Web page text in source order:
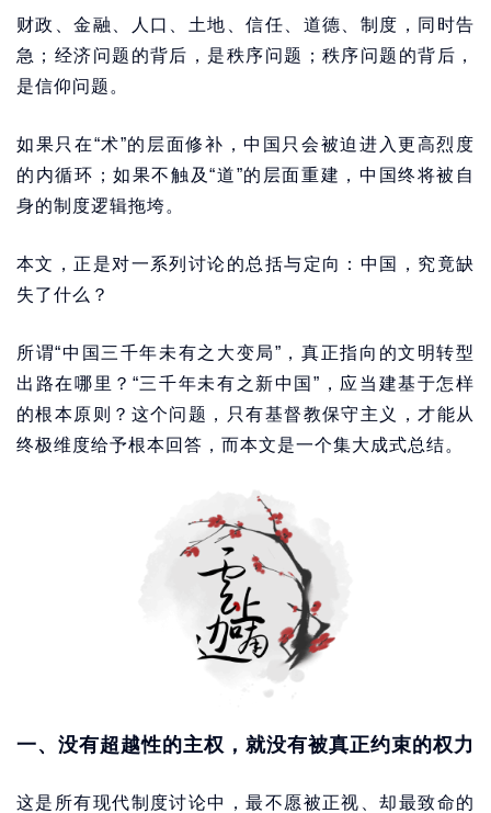
财政、金融、人口、土地、信任、道德、制度，同时告
急；经济问题的背后，是秩序问题；秩序问题的背后，
是信仰问题。
如果只在“术”的层面修补，中国只会被迫进入更高烈度
的内循环；如果不触及“道”的层面重建，中国终将被自
身的制度逻辑拖垮。
本文，正是对一系列讨论的总括与定向：中国，究竟缺
失了什么？
所谓“中国三千年未有之大变局”，真正指向的文明转型
出路在哪里？“三千年未有之新中国”，应当建基于怎样
的根本原则？这个问题，只有基督教保守主义，才能从
终极维度给予根本回答，而本文是一个集大成式总结。
一、没有超越性的主权，就没有被真正约束的权力
这是所有现代制度讨论中，最不愿被正视、却最致命的